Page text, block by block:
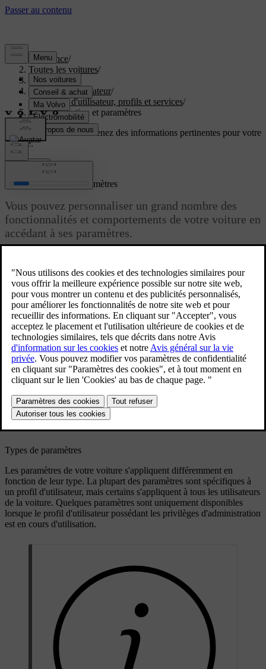
Assistance/
Toutes les voitures/
EX60 2027/
Manuel de l'utilisateur/
Comptes d'utilisateur, profils et services/
Personnalisation et paramètres
Soutien personnaliséObtenez des informations pertinentes pour votre
voiture.
Connexion
Personnalisation et paramètres
Vous pouvez personnaliser un grand nombre des
fonctionnalités et comportements de votre voiture en
accédant à ses paramètres.
Emplacement des paramètres
Les paramètres et les réglages sont disponibles aux emplacements
suivants :
Dans l'écran central, appuyez sur le symbole de voiture
dans la barre du bas pour ouvrir la vue des paramètres. Vous
pouvez accéder à la plupart des réglages et ajustements de votre
voiture dans cette vue.
Certaines vues et applications de la voiture disposent de leurs
propres sections de paramètres. Ouvrez l'application ou la vue et
parcourez pour trouver les options de personnalisation
disponibles.
L'application Volvo Cars comporte des paramètres liés aux
Types de paramètres
Les paramètres de votre voiture s'appliquent différemment en
fonction de leur type. La plupart des paramètres sont spécifiques à
un profil d'utilisateur, mais certains s'appliquent à tous les utilisateurs
de la voiture. Quelques paramètres sont uniquement disponibles
lorsque le profil d'utilisateur possédant les privilèges d'administration
est en cours d'utilisation.